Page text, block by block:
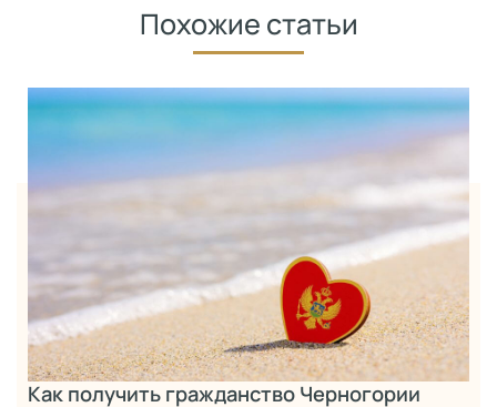
Похожие статьи
Как получить гражданство Черногории